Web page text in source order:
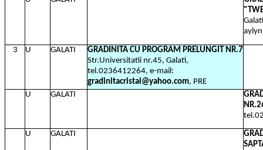
3 U GALATI
GRADINITA CU PROGRAM PRELUNGIT NR.7
Str.Universitatii nr.45, Galati,
tel.0236412264, e-mail:
gradinitacristal@yahoo.com, PRE
U
GALATI
U GALATI